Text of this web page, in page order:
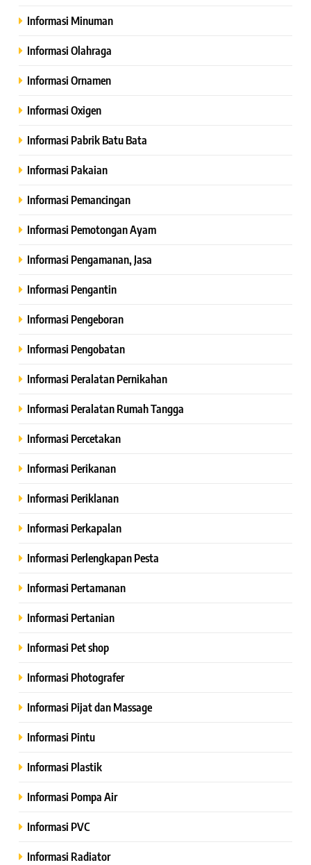
Informasi Minuman
Informasi Olahraga
Informasi Ornamen
Informasi Oxigen
Informasi Pabrik Batu Bata
Informasi Pakaian
Informasi Pemancingan
Informasi Pemotongan Ayam
Informasi Pengamanan, Jasa
Informasi Pengantin
Informasi Pengeboran
Informasi Pengobatan
Informasi Peralatan Pernikahan
Informasi Peralatan Rumah Tangga
Informasi Percetakan
Informasi Perikanan
Informasi Periklanan
Informasi Perkapalan
Informasi Perlengkapan Pesta
Informasi Pertamanan
Informasi Pertanian
Informasi Pet shop
Informasi Photografer
Informasi Pijat dan Massage
Informasi Pintu
Informasi Plastik
Informasi Pompa Air
Informasi PVC
Informasi Radiator